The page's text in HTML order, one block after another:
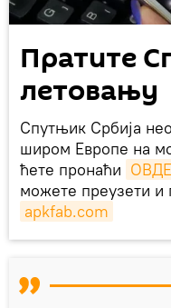
Пратите
летовању
Спутњик Србија
широм Европе на
ћете пронаћи ОВДЕ
можете преузети и
apkfab.com